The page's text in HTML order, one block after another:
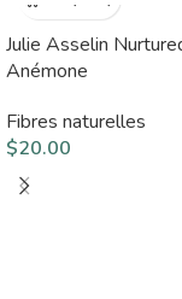
Julie Asselin
Anémone
Fibres naturelles
$20.00